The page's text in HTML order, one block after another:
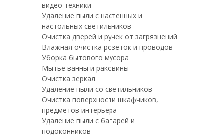
видео техники
Удаление пыли с настенных и
настольных светильников
Очистка дверей и ручек от загрязнений
Влажная очистка розеток и проводов
Уборка бытового мусора
Мытье ванны и раковины
Очистка зеркал
Удаление пыли со светильников
Очистка поверхности шкафчиков,
предметов интерьера
Удаление пыли с батарей и
подоконников